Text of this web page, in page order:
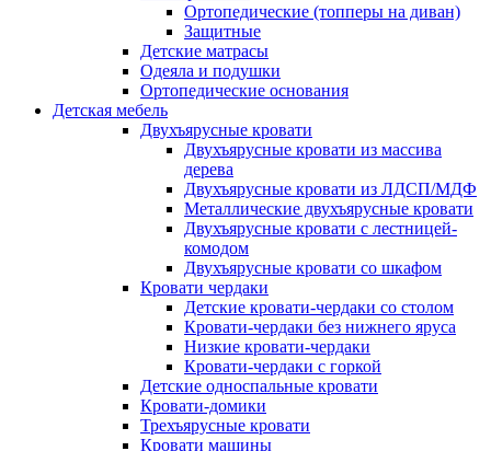
Ортопедические (топперы на диван)
Защитные
Детские матрасы
Одеяла и подушки
Ортопедические основания
Детская мебель
Двухъярусные кровати
Двухъярусные кровати из массива
дерева
Двухъярусные кровати из ЛДСП/МДФ
Металлические двухъярусные кровати
Двухъярусные кровати с лестницей-
комодом
Двухъярусные кровати со шкафом
Кровати чердаки
Детские кровати-чердаки со столом
Кровати-чердаки без нижнего яруса
Низкие кровати-чердаки
Кровати-чердаки с горкой
Детские односпальные кровати
Кровати-домики
Трехъярусные кровати
Кровати машины